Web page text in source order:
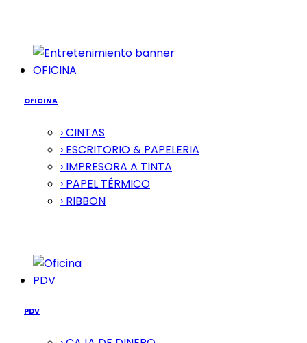
OFICINA
OFICINA
› CINTAS
› ESCRITORIO & PAPELERIA
› IMPRESORA A TINTA
› PAPEL TÉRMICO
› RIBBON
PDV
PDV